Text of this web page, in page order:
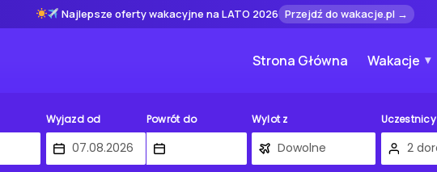
Najlepsze oferty wakacyjne na LATO 2026 Przejdź do wakacje.pl →
Strona Główna Wakacje
Wyjazd od Powrót do Wylot z Uczestnicy